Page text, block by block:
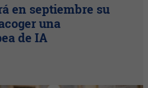
en septiembre su
una
de IA